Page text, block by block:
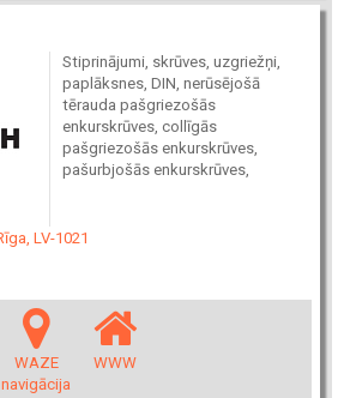
Stiprinājumi, skrūves, uzgriežņi,
paplāksnes, DIN, nerūsējošā
tērauda pašgriezošās
enkurskrūves, collīgās
pašgriezošās enkurskrūves,
pašurbjošās enkurskrūves,
LV-1021
WAZE
navigācija
WWW